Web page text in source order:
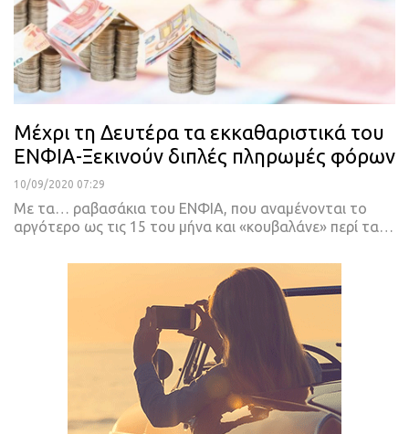
Μέχρι τη Δευτέρα τα εκκαθαριστικά του
ΕΝΦΙΑ-Ξεκινούν διπλές πληρωμές φόρων
10/09/2020 07:29
Με τα… ραβασάκια του ΕΝΦΙΑ, που αναμένονται το
αργότερο ως τις 15 του μήνα και «κουβαλάνε» περί τα